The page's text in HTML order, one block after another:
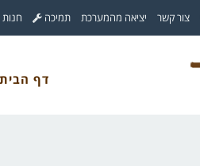
צור קשר יציאה מהמערכת תמיכה
דף הבית